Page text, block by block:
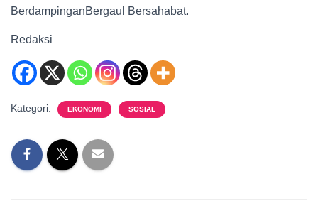
BerdampinganBergaul Bersahabat.
Redaksi
Kategori: EKONOMI SOSIAL